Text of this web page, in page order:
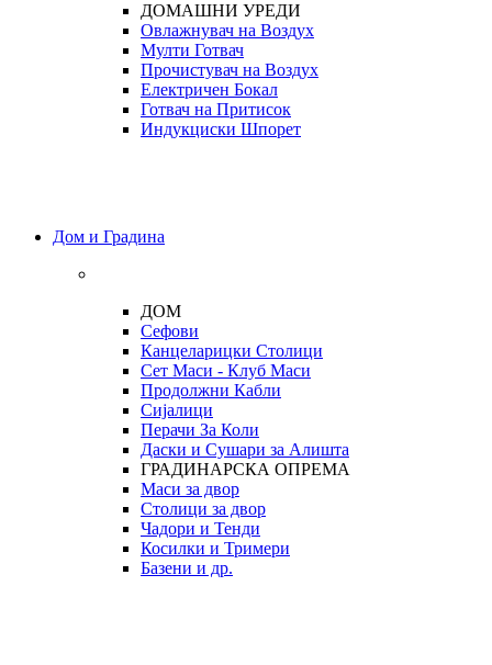
ДОМАШНИ УРЕДИ
Овлажнувач на Воздух
Мулти Готвач
Прочистувач на Воздух
Електричен Бокал
Готвач на Притисок
Индукциски Шпорет
Дом и Градина
ДОМ
Сефови
Канцеларицки Столици
Сет Маси - Клуб Маси
Продолжни Кабли
Сијалици
Перачи За Коли
Даски и Сушари за Алишта
ГРАДИНАРСКА ОПРЕМА
Маси за двор
Столици за двор
Чадори и Тенди
Косилки и Тримери
Базени и др.